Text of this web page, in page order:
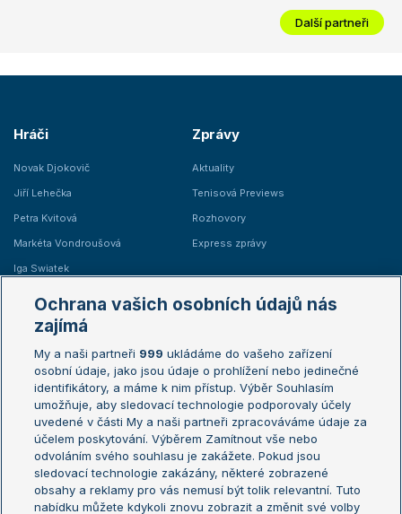
Další partneři
Hráči
Novak Djokovič
Jiří Lehečka
Petra Kvitová
Markéta Vondroušová
Iga Swiatek
Zprávy
Aktuality
Tenisová Previews
Rozhovory
Express zprávy
Žebříčky
Žebříček ATP (muži)
Žebříček WTA (ženy)
Sázkařský žebříček
Australian Open
French Open
Wimbledon
US Open
Turnaj mistrů
Turnaj mistryň
Aktualní trendy
Ochrana vašich osobních údajů nás
zajímá
My a naši partneři 999 ukládáme do vašeho zařízení
osobní údaje, jako jsou údaje o prohlížení nebo jedinečné
identifikátory, a máme k nim přístup. Výběr Souhlasím
umožňuje, aby sledovací technologie podporovaly účely
uvedené v části My a naši partneři zpracováváme údaje za
účelem poskytování. Výběrem Zamítnout vše nebo
odvoláním svého souhlasu je zakážete. Pokud jsou
sledovací technologie zakázány, některé zobrazené
obsahy a reklamy pro vás nemusí být tolik relevantní. Tuto
nabídku můžete kdykoli znovu zobrazit a změnit své volby